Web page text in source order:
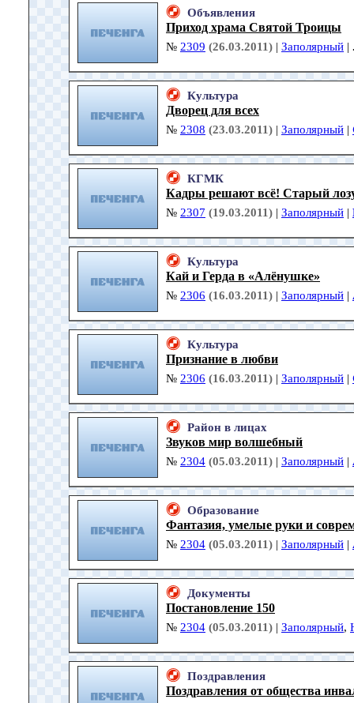
Объявления
Приход храма Святой Троицы
№ 2309 (26.03.2011) | Заполярный |
Культура
Дворец для всех
№ 2308 (23.03.2011) | Заполярный |
КГМК
Кадры решают всё! Старый
№ 2307 (19.03.2011) | Заполярный |
Культура
Кай и Герда в «Алёнушке»
№ 2306 (16.03.2011) | Заполярный |
Культура
Признание в любви
№ 2306 (16.03.2011) | Заполярный |
Район в лицах
Звуков мир волшебный
№ 2304 (05.03.2011) | Заполярный |
Образование
Фантазия, умелые руки и
№ 2304 (05.03.2011) | Заполярный |
Документы
Постановление 150
№ 2304 (05.03.2011) | Заполярный,
Поздравления
Поздравления от общества